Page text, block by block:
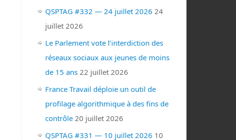
QSPTAG #332 — 24 juillet 2026 24
juillet 2026
Le Parlement vote l’interdiction des
réseaux sociaux aux jeunes de moins
de 15 ans 22 juillet 2026
France Travail déploie un outil de
profilage algorithmique à des fins de
contrôle 20 juillet 2026
QSPTAG #331 — 10 juillet 2026 10